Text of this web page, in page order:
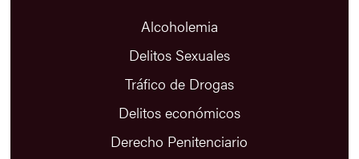
Alcoholemia
Delitos Sexuales
Tráfico de Drogas
Delitos económicos
Derecho Penitenciario